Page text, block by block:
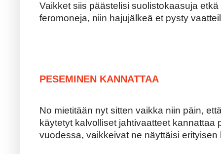
Vaikket siis päästelisi suolistokaasuja
feromoneja, niin hajujälkeä et pysty
PESEMINEN KANNATTAA
No mietitään nyt sitten vaikka niin päin,
käytetyt kalvolliset jahtivaatteet kannattaa
vuodessa, vaikkeivat ne näyttäisi erityisen